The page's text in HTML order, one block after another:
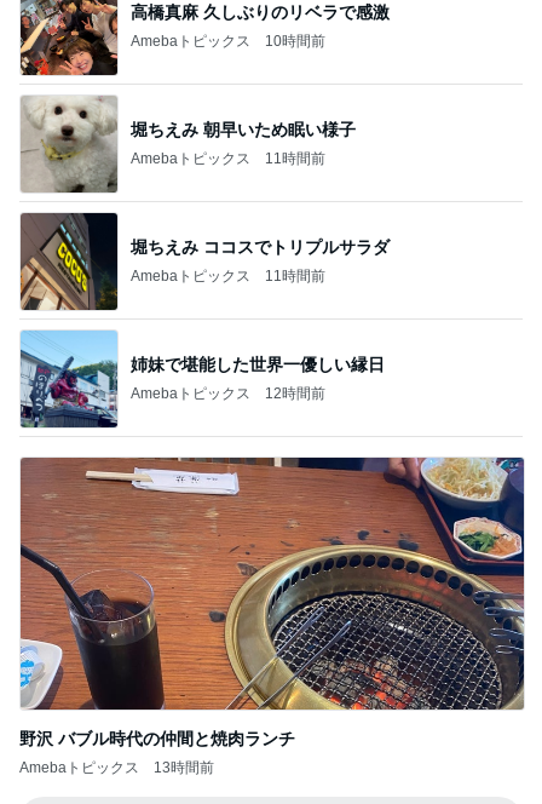
高橋真麻 久しぶりのリベラで感激
Amebaトピックス 10時間前
堀ちえみ 朝早いため眠い様子
Amebaトピックス 11時間前
堀ちえみ ココスでトリプルサラダ
Amebaトピックス 11時間前
姉妹で堪能した世界一優しい縁日
Amebaトピックス 12時間前
野沢 バブル時代の仲間と焼肉ランチ
Amebaトピックス 13時間前